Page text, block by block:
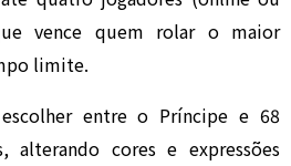
vence quem rolar o maior
limite.
entre o Príncipe e 68
alterando cores e expressões